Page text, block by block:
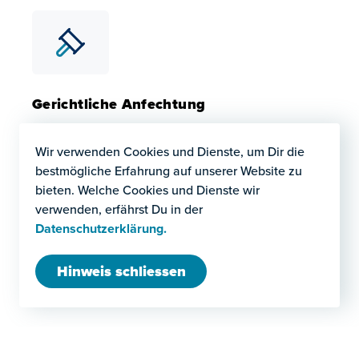
Im Rahmen von Beschaffungen empfiehlt es sich, die
Gerichtliche Anfechtung
Beschaffungsunterlagen oder Zuschlägen bzw. die
Verteidigung von bestehenden Kriterien oder
Zuschlägen gehört durch etliche erfolgreich
geführte Gerichtsverfahren zu unseren
Kernfähigkeiten. Gerne unterstützen wir Dich in
einem gerichtlichen Prozess.
Gerichtliche Anfechtung
Wir verwenden Cookies und Dienste, um Dir die
bestmögliche Erfahrung auf unserer Website zu
bieten. Welche Cookies und Dienste wir
verwenden, erfährst Du in der
Datenschutzerklärung.
Hinweis schliessen